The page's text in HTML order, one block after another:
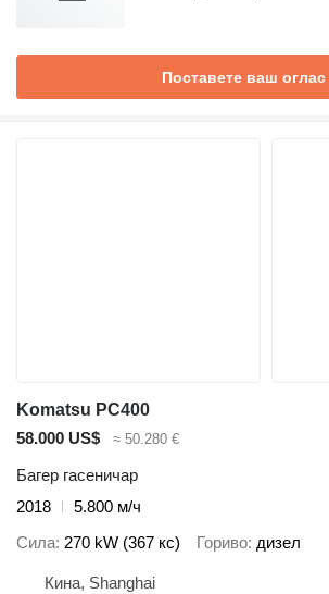
Поставете ваш оглас
Komatsu PC400
58.000 US$
≈ 50.280 €
Багер гасеничар
2018
5.800 м/ч
Сила 270 kW (367 кс) Гориво дизел
Кина, Shanghai